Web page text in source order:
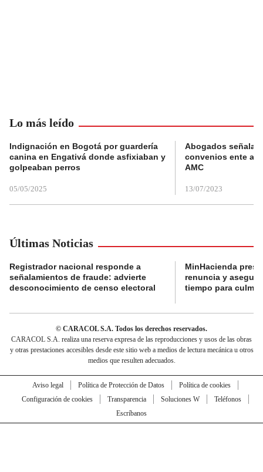
Lo más leído
Indignación en Bogotá por guardería
canina en Engativá donde asfixiaban y
golpeaban perros
05/05/2025
Abogados
convenios ente
AMC
13/07/2023
Últimas Noticias
Registrador nacional responde a
señalamientos de fraude: advierte
desconocimiento de censo electoral
MinHacienda
renuncia y
tiempo para
© CARACOL S.A. Todos los derechos reservados.
CARACOL S.A. realiza una reserva expresa de las reproducciones y usos de las obras
y otras prestaciones accesibles desde este sitio web a medios de lectura mecánica u otros
medios que resulten adecuados.
Aviso legal Política de Protección de Datos
Política de cookies
Configuración de cookies
Transparencia Soluciones W
Teléfonos
Escríbanos